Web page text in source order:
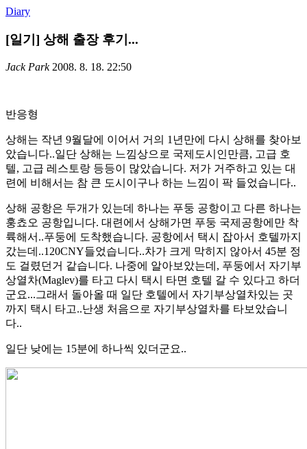
Diary
[일기] 상해 출장 후기...
Jack Park 2008. 8. 18. 22:50
반응형
상해는 작년 9월달에 이어서 거의 1년만에 다시 상해를 찾아보
았습니다..일단 상해는 느낌상으로 국제도시인만큼, 고급 호
텔, 고급 레스토랑 등등이 많았습니다. 저가 거주하고 있는 대
련에 비해서는 참 큰 도시이구나 하는 느낌이 팍 들었습니다..
상해 공항은 두개가 있는데 하나는 푸둥 공항이고 다른 하나는
훙쵸오 공항입니다. 대련에서 상해가면 푸둥 국제공항에만 착
륙해서..푸둥에 도착했습니다. 공항에서 택시 잡아서 호텔까지
갔는데..120CNY들었습니다..차가 크게 막히지 않아서 45분 정
도 걸렸던거 같습니다. 나중에 알아보았는데, 푸둥에서 자기부
상열차(Maglev)를 타고 다시 택시 타면 호텔 갈 수 있다고 하더
군요...그래서 돌아올 때 일단 호텔에서 자기부상열차있는 곳
까지 택시 타고..난생 처음으로 자기부상열차를 타보았습니
다..
일단 낮에는 15분에 하나씩 있더군요..